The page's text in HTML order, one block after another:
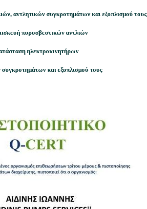
αντλητικών συγκροτημάτων και εξοπλισμού τους
πυροσβεστικών αντλιών
ηλεκτροκινητήρων
και εξοπλισμού τους